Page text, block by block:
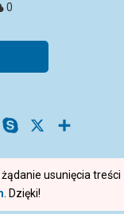
0
Viber Skype
usunięcia
. Dzięki!